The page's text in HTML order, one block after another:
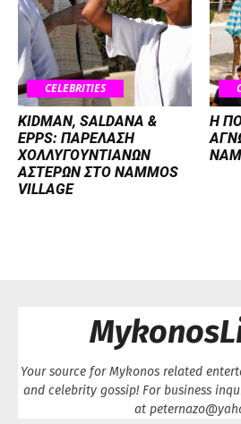
CELEBRITIES
KIDMAN, SALDANA &
EPPS: ΠΑΡΕΛΑΣΗ
ΧΟΛΛΥΓΟΥΝΤΙΑΝΩΝ
ΑΣΤΕΡΩΝ ΣΤΟ NAMMOS
VILLAGE
H
Your source for Mykonos related
and celebrity gossip! For business
at